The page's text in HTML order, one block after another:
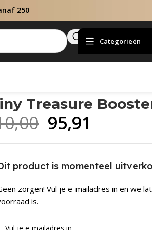
250
Categorieën
Treasure
95,91
product is momenteel
zorgen! Vul je e-mailadres in en we
is.